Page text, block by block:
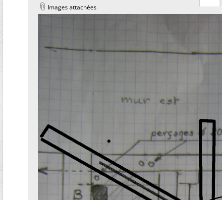
Images attachées